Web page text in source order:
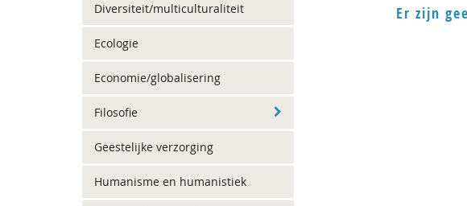
Diversiteit/multiculturaliteit
Ecologie
Economie/globalisering
Filosofie
Geestelijke verzorging
Humanisme en humanistiek
Er zijn